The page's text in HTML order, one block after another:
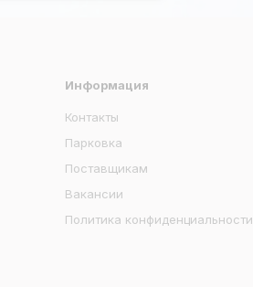
Информация
Контакты
Парковка
Поставщикам
Вакансии
Политика конфиденциальности